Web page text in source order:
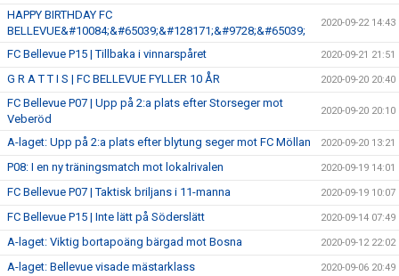
HAPPY BIRTHDAY FC
BELLEVUE&#10084;&#65039;&#128171;&#9728;&#65039;
2020-09-22 14:43
FC Bellevue P15 | Tillbaka i vinnarspåret 2020-09-21 21:51
G R A T T I S | FC BELLEVUE FYLLER 10 ÅR 2020-09-20 20:40
FC Bellevue P07 | Upp på 2:a plats efter Storseger mot
Veberöd
2020-09-20 20:10
A-laget: Upp på 2:a plats efter blytung seger mot FC Möllan 2020-09-20 13:21
P08: I en ny träningsmatch mot lokalrivalen 2020-09-19 14:01
FC Bellevue P07 | Taktisk briljans i 11-manna 2020-09-19 10:07
FC Bellevue P15 | Inte lätt på Söderslätt 2020-09-14 07:49
A-laget: Viktig bortapoäng bärgad mot Bosna 2020-09-12 22:02
A-laget: Bellevue visade mästarklass 2020-09-06 20:49